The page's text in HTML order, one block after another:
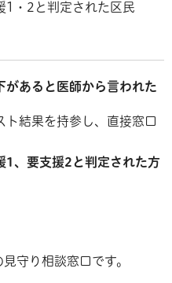
1・2と判定された区民
があると医師から言われた
ト結果を持参し、直接窓口
1、要支援2と判定された方
守り相談窓口です。